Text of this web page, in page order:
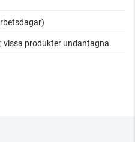
vissa produkter undantagna.